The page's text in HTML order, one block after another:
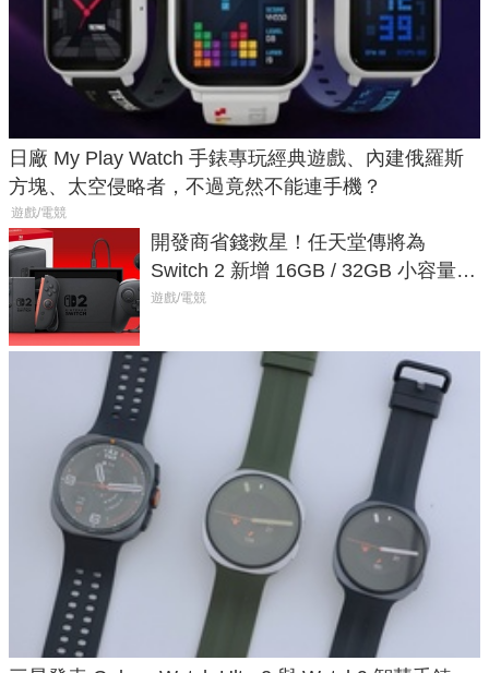
日廠 My Play Watch 手錶專玩經典遊戲、內建俄羅斯
方塊、太空侵略者，不過竟然不能連手機？
遊戲/電競
開發商省錢救星！任天堂傳將為
Switch 2 新增 16GB / 32GB 小容量遊
戲卡的選擇
遊戲/電競